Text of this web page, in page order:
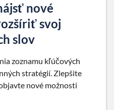
nové
svoj
slov
zoznamu kľúčových
stratégií. Zlepšite
nové možnosti